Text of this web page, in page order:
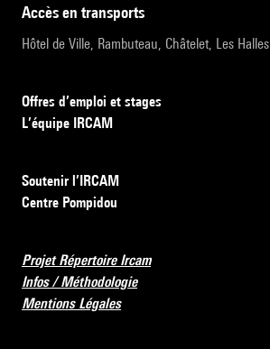
accès en transports
Hôtel de Ville, Rambuteau, Châtelet, Les Halles
Offres d’emploi et stages
L’équipe IRCAM
Soutenir l’IRCAM
Centre Pompidou
Projet Répertoire Ircam
Infos / Méthodologie
Mentions Légales